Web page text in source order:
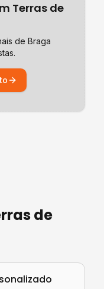
Terras de
de Braga
de